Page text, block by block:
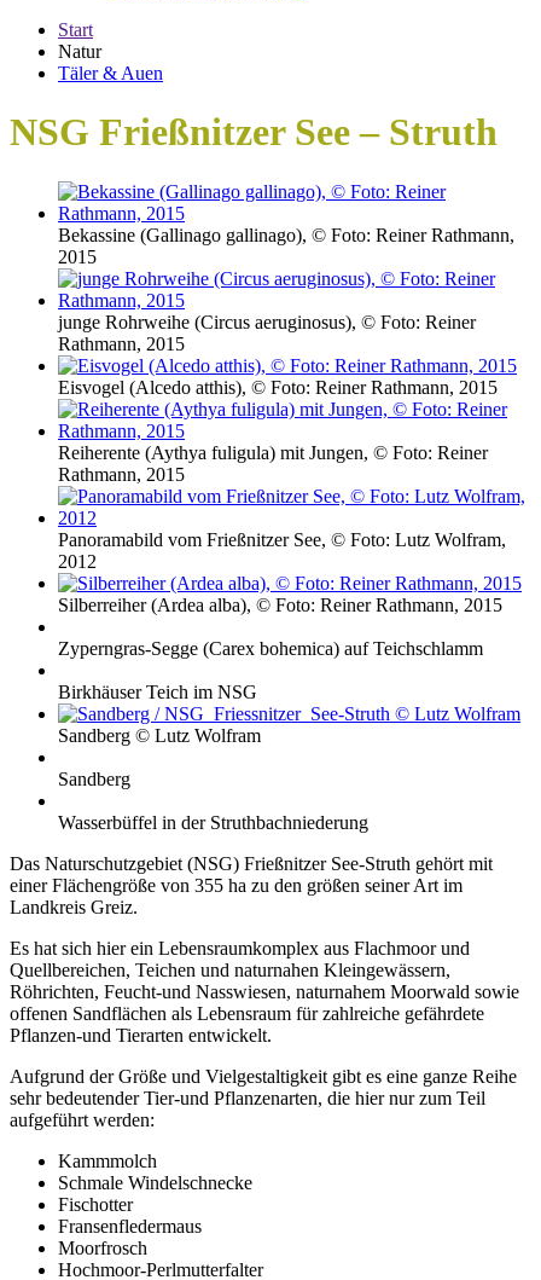
Start
Natur
Täler & Auen
NSG Frießnitzer See – Struth
Bekassine (Gallinago gallinago), © Foto: Reiner Rathmann,
2015
junge Rohrweihe (Circus aeruginosus), © Foto: Reiner
Rathmann, 2015
Eisvogel (Alcedo atthis), © Foto: Reiner Rathmann, 2015
Reiherente (Aythya fuligula) mit Jungen, © Foto: Reiner
Rathmann, 2015
Panoramabild vom Frießnitzer See, © Foto: Lutz Wolfram,
2012
Silberreiher (Ardea alba), © Foto: Reiner Rathmann, 2015
Zyperngras-Segge (Carex bohemica) auf Teichschlamm
Birkhäuser Teich im NSG
Sandberg © Lutz Wolfram
Sandberg
Wasserbüffel in der Struthbachniederung
Das Naturschutzgebiet (NSG) Frießnitzer See-Struth gehört mit
einer Flächengröße von 355 ha zu den größen seiner Art im
Landkreis Greiz.
Es hat sich hier ein Lebensraumkomplex aus Flachmoor und
Quellbereichen, Teichen und naturnahen Kleingewässern,
Röhrichten, Feucht-und Nasswiesen, naturnahem Moorwald sowie
offenen Sandflächen als Lebensraum für zahlreiche gefährdete
Pflanzen-und Tierarten entwickelt.
Aufgrund der Größe und Vielgestaltigkeit gibt es eine ganze Reihe
sehr bedeutender Tier-und Pflanzenarten, die hier nur zum Teil
aufgeführt werden:
Kammmolch
Schmale Windelschnecke
Fischotter
Fransenfledermaus
Moorfrosch
Hochmoor-Perlmutterfalter